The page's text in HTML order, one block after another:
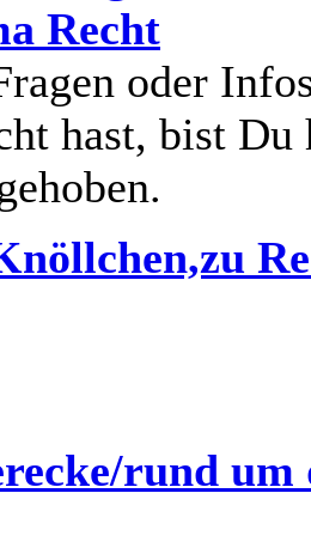
Recht
oder
hast, bist Du
rund um